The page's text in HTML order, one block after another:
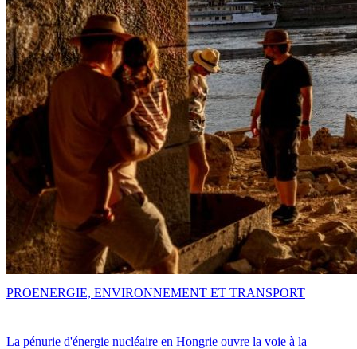
La pénurie d'énergie nucléaire en Hongrie ouvre la voie à la
PROENERGIE, ENVIRONNEMENT ET TRANSPORT